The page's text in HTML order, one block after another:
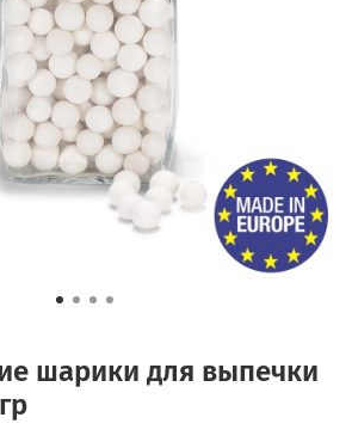
шарики для выпечки